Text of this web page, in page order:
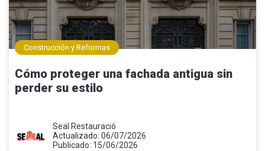
Construcción y Reformas
Cómo proteger una fachada antigua sin
perder su estilo
Seal Restauració
Actualizado: 06/07/2026
Publicado: 15/06/2026